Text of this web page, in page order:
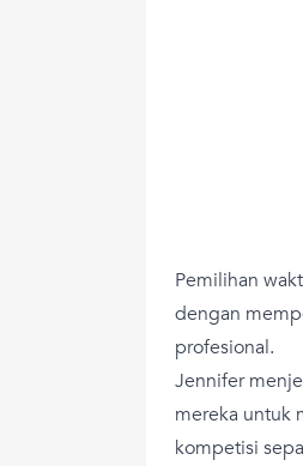
Pemilihan
dengan
profesional.
Jennifer
mereka untuk
kompetisi